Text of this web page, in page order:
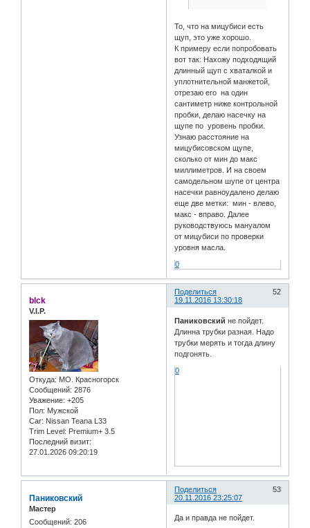
То, что на мицубиси есть
щуп, это уже хорошо.
К примеру если попробовать
вот так: Нахожу подходящий
длинный щуп с хваталкой и
уплотнительной манжетой,
отрезаю его на один
сантиметр ниже контрольной
пробки, делаю насечку на
щупе по уровень пробки.
Узнаю расстояние на
мицубисовском щупе,
сколько от мин до макс
миллиметров. И на своем
самодельном шупе от центра
насечки равноудалено делаю
еще две метки: мин - влево,
макс - вправо. Далее
руководствуюсь мануалом
от мицубиси по проверки
уровня масла.
0
Поделиться
52
19.11.2016 13:30:18
blck
V.I.P.
Откуда: МО. Красногорск
Сообщений: 2876
Уважение: +205
Пол: Мужской
Car: Nissan Teana L33
Trim Level: Premium+ 3.5
Последний визит:
27.01.2026 09:20:19
Паниковский не пойдет.
Длинна трубки разная. Надо
трубки мерять и тогда длину
подгонять.
0
Поделиться
53
20.11.2016 23:25:07
Паниковский
Мастер
Сообщений: 206
Да и правда не пойдет.